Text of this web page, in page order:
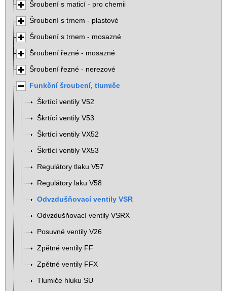
Šroubení s maticí - pro chemii
Šroubení s trnem - plastové
Šroubení s trnem - mosazné
Šroubení řezné - mosazné
Šroubení řezné - nerezové
Funkční šroubení, tlumiče
Škrtící ventily V52
Škrtící ventily V53
Škrtící ventily VX52
Škrtící ventily VX53
Regulátory tlaku V57
Regulátory laku V58
Odvzdušňovací ventily VSR
Odvzdušňovací ventily VSRX
Posuvné ventily V26
Zpětné ventily FF
Zpětné ventily FFX
Tlumiče hluku SU